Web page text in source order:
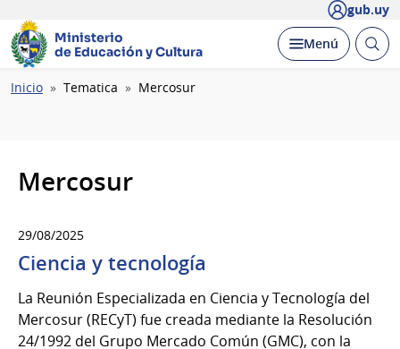
gub.uy
Ministerio
de Educación y Cultura
Desplegar
Menú Abrir
Ruta
Inicio Tematica Mercosur
Mercosur
29/08/2025
Ciencia y tecnología
La Reunión Especializada en Ciencia y Tecnología del
Mercosur (RECyT) fue creada mediante la Resolución
24/1992 del Grupo Mercado Común (GMC), con la